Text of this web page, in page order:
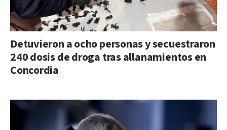
Detuvieron a ocho personas y secuestraron
240 dosis de droga tras allanamientos en
Concordia